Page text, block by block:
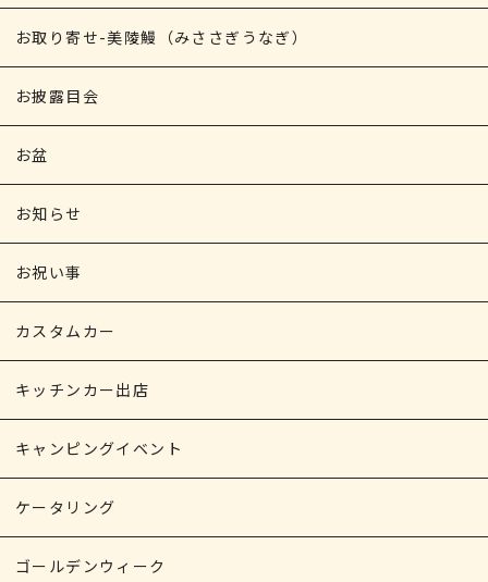
お取り寄せ-美陵鰻（みささぎうなぎ）
お披露目会
お盆
お知らせ
お祝い事
カスタムカー
キッチンカー出店
キャンピングイベント
ケータリング
ゴールデンウィーク